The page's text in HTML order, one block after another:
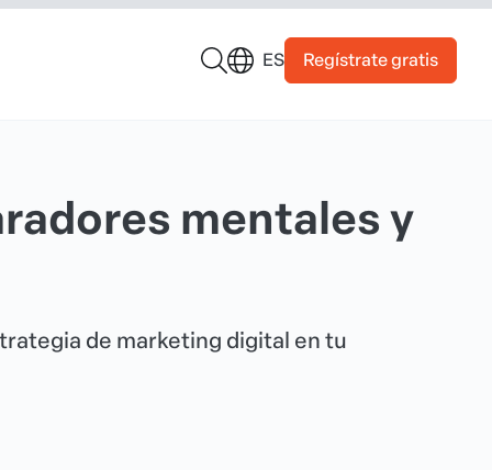
ES Regístrate gratis
mentales y
de marketing digital en tu